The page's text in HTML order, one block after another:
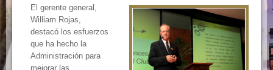
El gerente general,
William Rojas,
destacó los esfuerzos
que ha hecho la
Administración para
mejorar las